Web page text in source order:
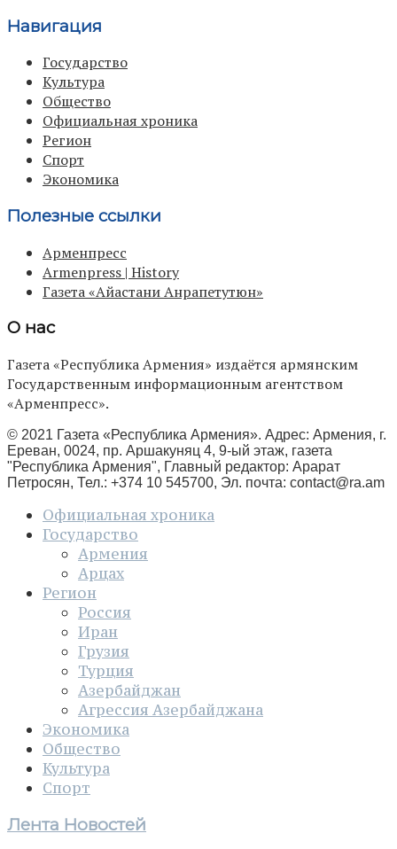
Навигация
Государство
Культура
Общество
Официальная хроника
Регион
Спорт
Экономика
Полезные ссылки
Арменпресс
Armenpress | History
Газета «Айастани Анрапетутюн»
О нас
Газета «Республика Армения» издаётся армянским
Государственным информационным агентством
«Арменпресс».
© 2021 Газета «Республика Армения». Адрес: Армения, г.
Ереван, 0024, пр. Аршакуняц 4, 9-ый этаж, газета
"Республика Армения", Главный редактор: Арарат
Петросян, Тел.: +374 10 545700, Эл. почта: contact@ra.am
Официальная хроника
Государство
Армения
Арцах
Регион
Россия
Иран
Грузия
Турция
Азербайджан
Агрессия Азербайджана
Экономика
Общество
Культура
Спорт
Лента Новостей